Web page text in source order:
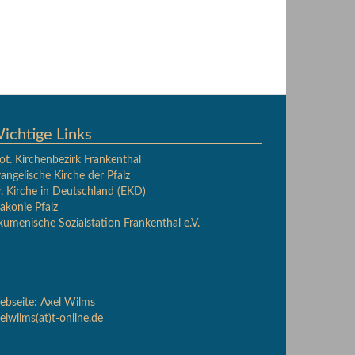
Links
Kirchenbezirk Frankenthal
Kirche der Pfalz
Kirche in Deutschland (EKD)
Pfalz
Sozialstation Frankenthal e.V.
Axel Wilms
online.de